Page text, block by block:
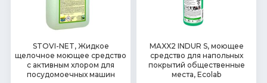
наличии
STOVI-NET, Жидкое
щелочное моющее средство
с активным хлором для
посудомоечных машин
наличии
MAXX2 INDUR S, моющее
средство для напольных
покрытий общественные
места, Ecolab